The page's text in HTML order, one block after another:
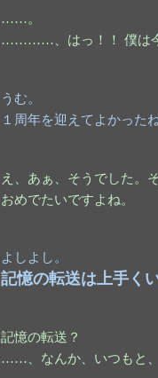
……。
…………、はっ！！ 僕は
うむ。
１周年を迎えてよかった
え、あぁ、そうでした。
おめでたいですよね。
よしよし。
記憶の転送は上手く
記憶の転送？
……、なんか、いつもと